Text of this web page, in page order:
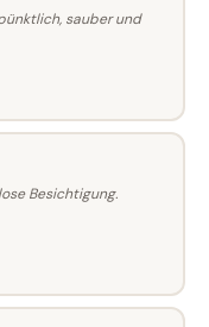
sauber und
Besichtigung.